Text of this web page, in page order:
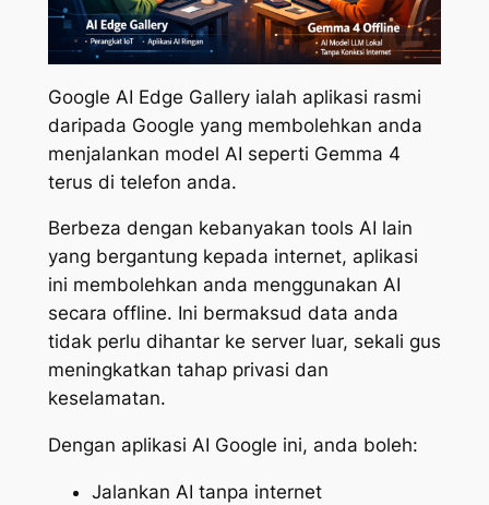
Google AI Edge Gallery ialah aplikasi rasmi
daripada Google yang membolehkan anda
menjalankan model AI seperti Gemma 4
terus di telefon anda.
Berbeza dengan kebanyakan tools AI lain
yang bergantung kepada internet, aplikasi
ini membolehkan anda menggunakan AI
secara offline. Ini bermaksud data anda
tidak perlu dihantar ke server luar, sekali gus
meningkatkan tahap privasi dan
keselamatan.
Dengan aplikasi AI Google ini, anda boleh:
Jalankan AI tanpa internet